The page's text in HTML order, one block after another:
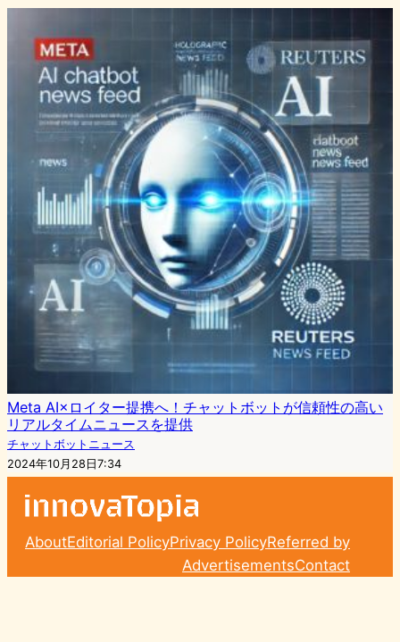
Meta AI×ロイター提携へ！チャットボットが信頼性の高い
リアルタイムニュースを提供
チャットボットニュース
2024年10月28日7:34
AboutEditorial PolicyPrivacy PolicyReferred by
AdvertisementsContact